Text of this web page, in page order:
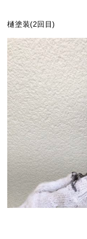
樋塗装(2回目)